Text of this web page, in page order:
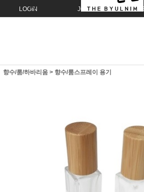
LOGIN JOIN
향수/룸/하바리움 > 향수/룸스프레이 용기